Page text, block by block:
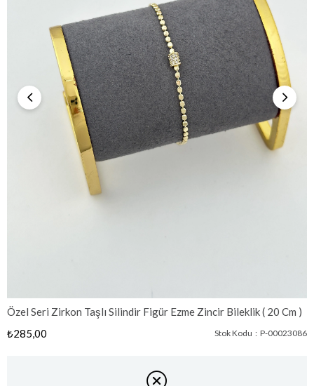
Özel Seri Zirkon Taşlı Silindir Figür Ezme Zincir Bileklik ( 20 Cm )
₺285,00
Stok Kodu P-00023086